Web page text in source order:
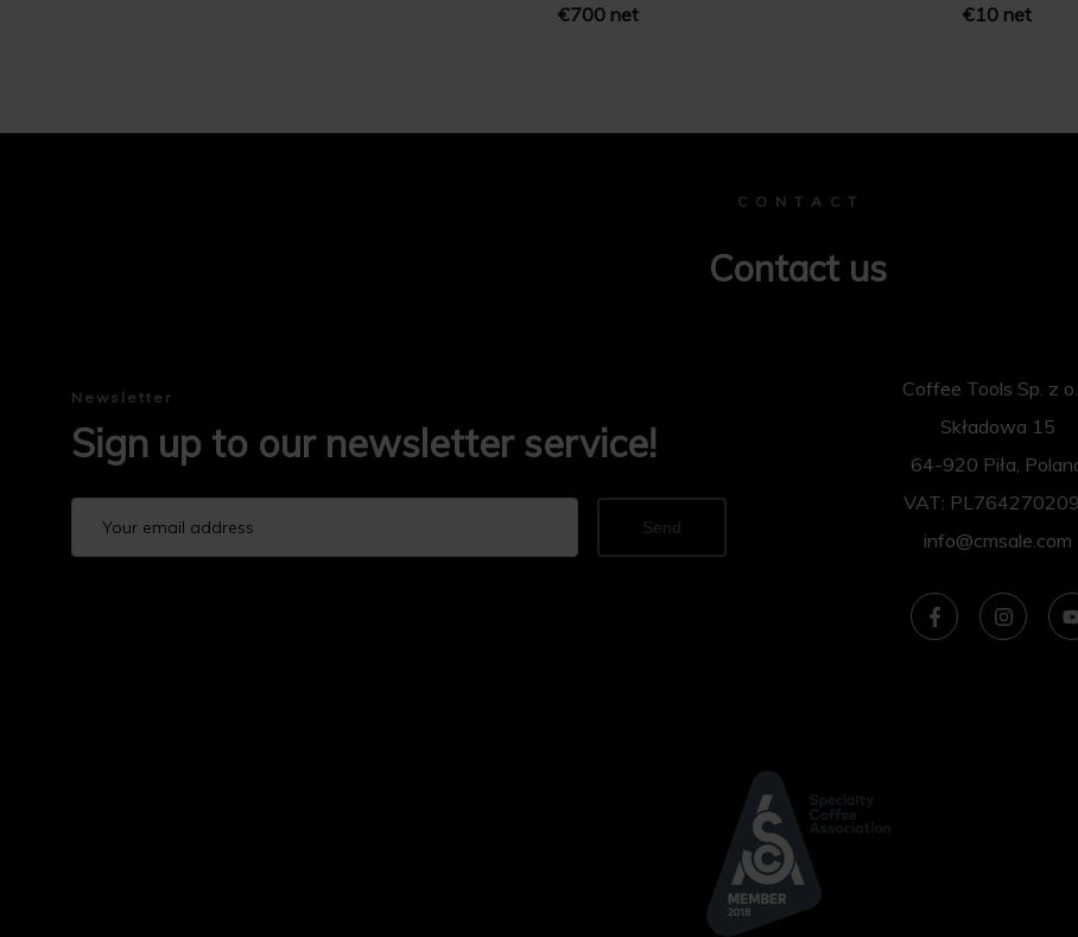
€700 net
€10 net
C O N T A C T
Contact us
Newsletter
Sign up to our newsletter service!
Send
Coffee Tools Sp. z
Składowa 15
64-920 Piła,
VAT:
info@cmsale.com